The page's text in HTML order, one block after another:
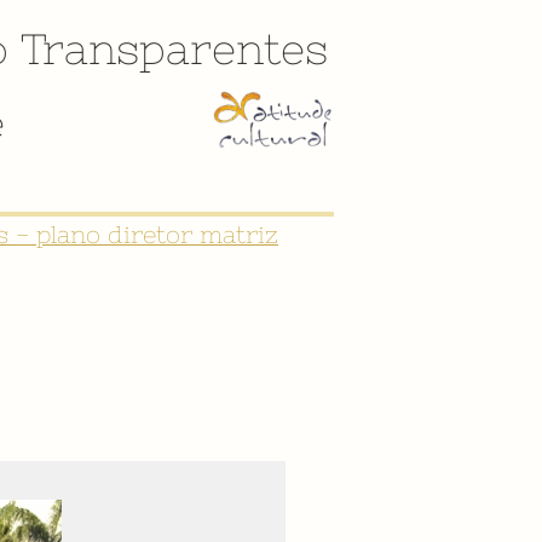
Transparentes
- plano diretor matriz